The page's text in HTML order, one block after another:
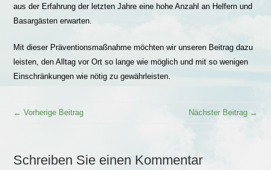
aus der Erfahrung der letzten Jahre eine hohe Anzahl an Helfern und
Basargästen erwarten.
Mit dieser Präventionsmaßnahme möchten wir unseren Beitrag dazu
leisten, den Alltag vor Ort so lange wie möglich und mit so wenigen
Einschränkungen wie nötig zu gewährleisten.
← Vorherige Beitrag Nächster Beitrag →
Schreiben Sie einen Kommentar